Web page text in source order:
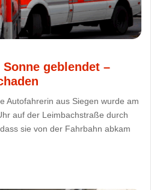
geblendet –
Autofahrerin aus Siegen wurde am
auf der Leimbachstraße durch
sie von der Fahrbahn abkam